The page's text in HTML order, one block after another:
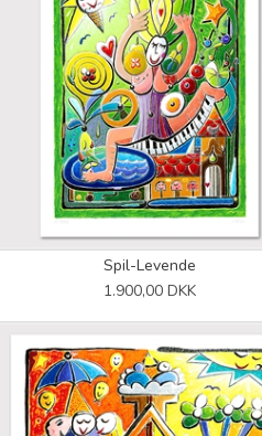
Spil-Levende
1.900,00 DKK